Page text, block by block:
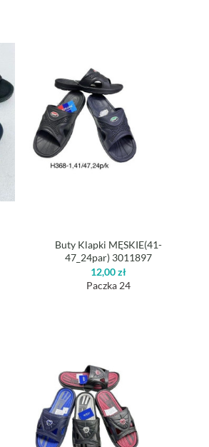
Buty Klapki MĘSKIE(41-
47_24par) 3011897
12,00zł
Paczka 24